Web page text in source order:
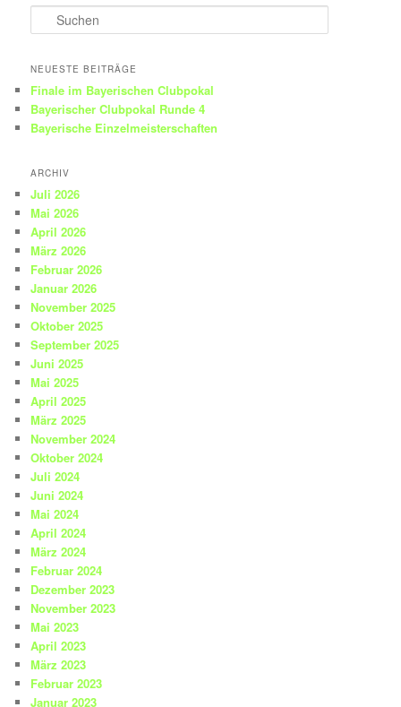
u
h
n
NEUESTE BEITRÄGE
Finale im Bayerischen Clubpokal
Bayerischer Clubpokal Runde 4
Bayerische Einzelmeisterschaften
ARCHIV
Juli 2026
Mai 2026
April 2026
März 2026
Februar 2026
Januar 2026
November 2025
Oktober 2025
September 2025
Juni 2025
Mai 2025
April 2025
März 2025
November 2024
Oktober 2024
Juli 2024
Juni 2024
Mai 2024
April 2024
März 2024
Februar 2024
Dezember 2023
November 2023
Mai 2023
April 2023
März 2023
Februar 2023
Januar 2023